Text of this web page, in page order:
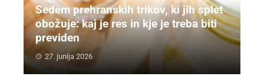
Sedem prehranskih trikov, ki jih splet
obožuje: kaj je res in kje je treba biti
previden
27. junija 2026